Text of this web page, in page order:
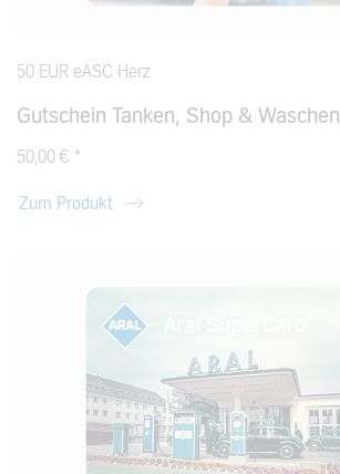
50 EUR eASC Herz
Gutschein Tanken, Shop & Waschen
50,00 € *
Zum Produkt